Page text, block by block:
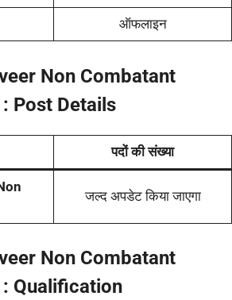
ऑफलाइन
Non Combatant
Post Details
पदों की संख्या
जल्द अपडेट किया जाएगा
Non Combatant
Qualification